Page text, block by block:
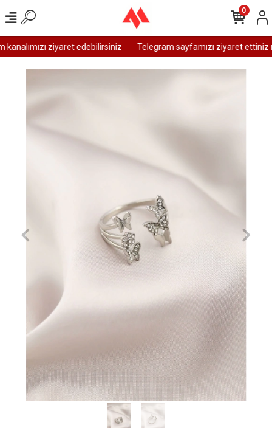
ziyaret edebilirsiniz Telegram sayfamızı ziyaret ettiniz
0